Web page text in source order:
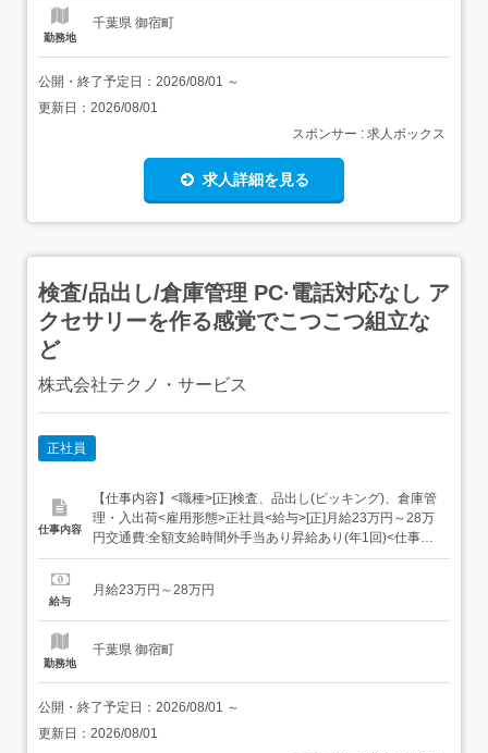
勤務地
千葉県 御宿町
公開・終了予定日： 2026/08/01 ～
更新日： 2026/08/01
スポンサー : 求人ボックス
求人詳細を見る
検査/品出し/倉庫管理 PC·電話対応なし ア
クセサリーを作る感覚でこつこつ組立な
ど
株式会社テクノ・サービス
正社員
仕事内容
【仕事内容】<職種>[正]検査、品出し(ピッキング)、倉庫管
理・入出荷<雇用形態>正社員<給与>[正]月給23万円～28万
円交通費:全額支給時間外手当あり昇給あり(年1回)<仕事内
容>こつこつ系のシンプル作業もくもくメインのルーティ
立・梱包 完成品をプチプチなどで包む 製品の検品 傷がな
給与
月給23万円～28万円
勤務地
千葉県 御宿町
公開・終了予定日： 2026/08/01 ～
更新日： 2026/08/01